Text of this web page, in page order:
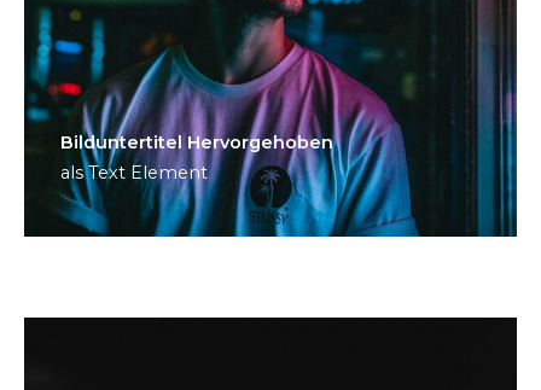
Bild­unter­titel Hervorgehoben
als Text Element